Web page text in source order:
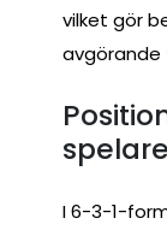
vilket gör
avgörande
spelare
I 6-3-1-